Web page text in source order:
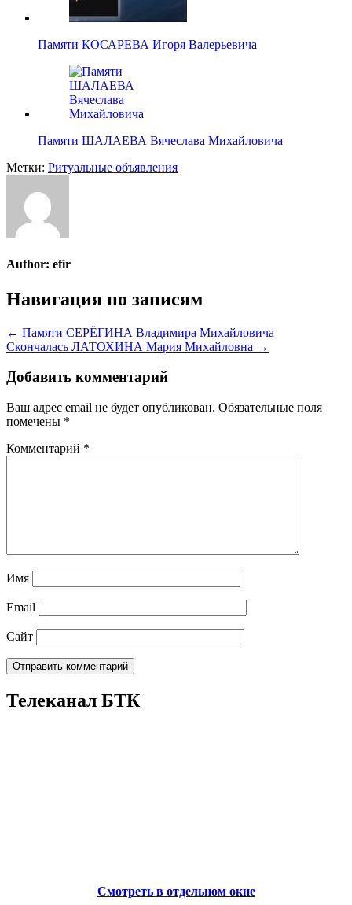
Памяти КОСАРЕВА Игоря Валерьевича
Памяти ШАЛАЕВА Вячеслава Михайловича
Метки: Ритуальные объявления
Author: efir
Навигация по записям
← Памяти СЕРЁГИНА Владимира Михайловича
Скончалась ЛАТОХИНА Мария Михайловна →
Добавить комментарий
Ваш адрес email не будет опубликован. Обязательные поля
помечены *
Комментарий *
Имя
Email
Сайт
Телеканал БТК
Смотреть в отдельном окне